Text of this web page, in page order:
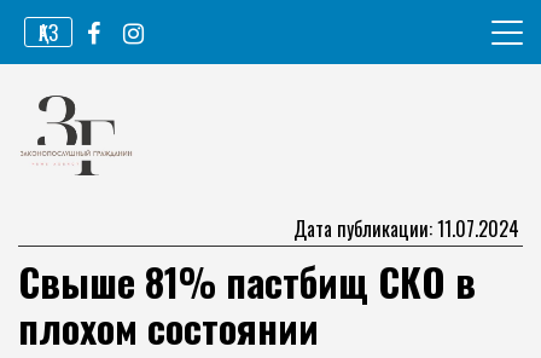
Перейти
содержимому
ҚАЗ
Законопослушный гражданин
Дата публикации: 11.07.2024
Свыше 81% пастбищ СКО в
плохом состоянии